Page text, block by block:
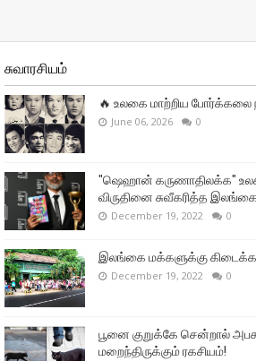
சுவாரசியம்
🔥 உலகை மாற்றிய போர்க்கலை
June 06, 2026 0
"ஷெஹான் கருணாதிலக்க"
விருதினை சுவீகரித்த
December 19, 2022 0
இலங்கை மக்களுக்கு
December 19, 2022 0
பூனை குறுக்கே சென்றால்
மறைந்திருக்கும் ரகசியம்!